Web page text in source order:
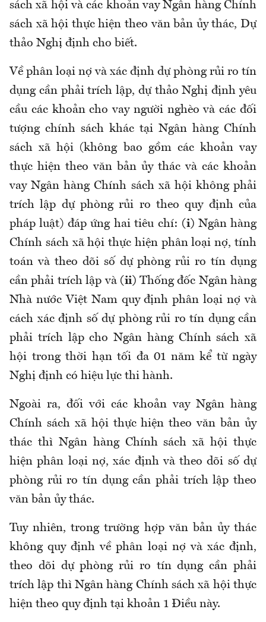
sách xã hội và các khoản vay Ngân hàng Chính
sách xã hội thực hiện theo văn bản ủy thác, Dự
thảo Nghị định cho biết.
Về phân loại nợ và xác định dự phòng rủi ro tín
dụng cần phải trích lập, dự thảo Nghị định yêu
cầu các khoản cho vay người nghèo và các đối
tượng chính sách khác tại Ngân hàng Chính
sách xã hội (không bao gồm các khoản vay
thực hiện theo văn bản ủy thác và các khoản
vay Ngân hàng Chính sách xã hội không phải
trích lập dự phòng rủi ro theo quy định của
pháp luật) đáp ứng hai tiêu chí: (i) Ngân hàng
Chính sách xã hội thực hiện phân loại nợ, tính
toán và theo dõi số dự phòng rủi ro tín dụng
cần phải trích lập và (ii) Thống đốc Ngân hàng
Nhà nước Việt Nam quy định phân loại nợ và
cách xác định số dự phòng rủi ro tín dụng cần
phải trích lập cho Ngân hàng Chính sách xã
hội trong thời hạn tối đa 01 năm kể từ ngày
Nghị định có hiệu lực thi hành.
Ngoài ra, đối với các khoản vay Ngân hàng
Chính sách xã hội thực hiện theo văn bản ủy
thác thì Ngân hàng Chính sách xã hội thực
hiện phân loại nợ, xác định và theo dõi số dự
phòng rủi ro tín dụng cần phải trích lập theo
văn bản ủy thác.
Tuy nhiên, trong trường hợp văn bản ủy thác
không quy định về phân loại nợ và xác định,
theo dõi dự phòng rủi ro tín dụng cần phải
trích lập thì Ngân hàng Chính sách xã hội thực
hiện theo quy định tại khoản 1 Điều này.